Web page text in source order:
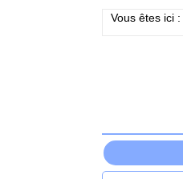
Vous êtes ici :